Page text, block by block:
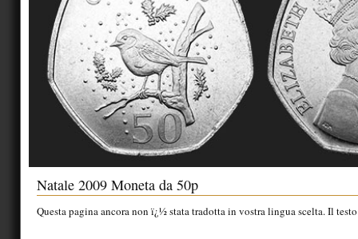
Natale 2009 Moneta da 50p
Questa pagina ancora non ï¿½ stata tradotta in vostra lingua scelta. Il